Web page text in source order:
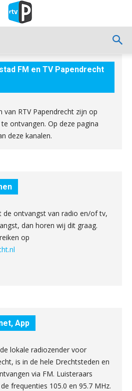
FM en TV Papendrecht
van RTV Papendrecht zijn op
ontvangen. Op deze pagina
deze kanalen.
de ontvangst van radio en/of tv,
dan horen wij dit graag.
op
App
lokale radiozender voor
is in de hele Drechtsteden en
via FM. Luisteraars
frequenties 105.0 en 95.7 MHz.